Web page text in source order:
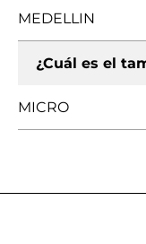
MEDELLIN
¿Cuál es el
MICRO